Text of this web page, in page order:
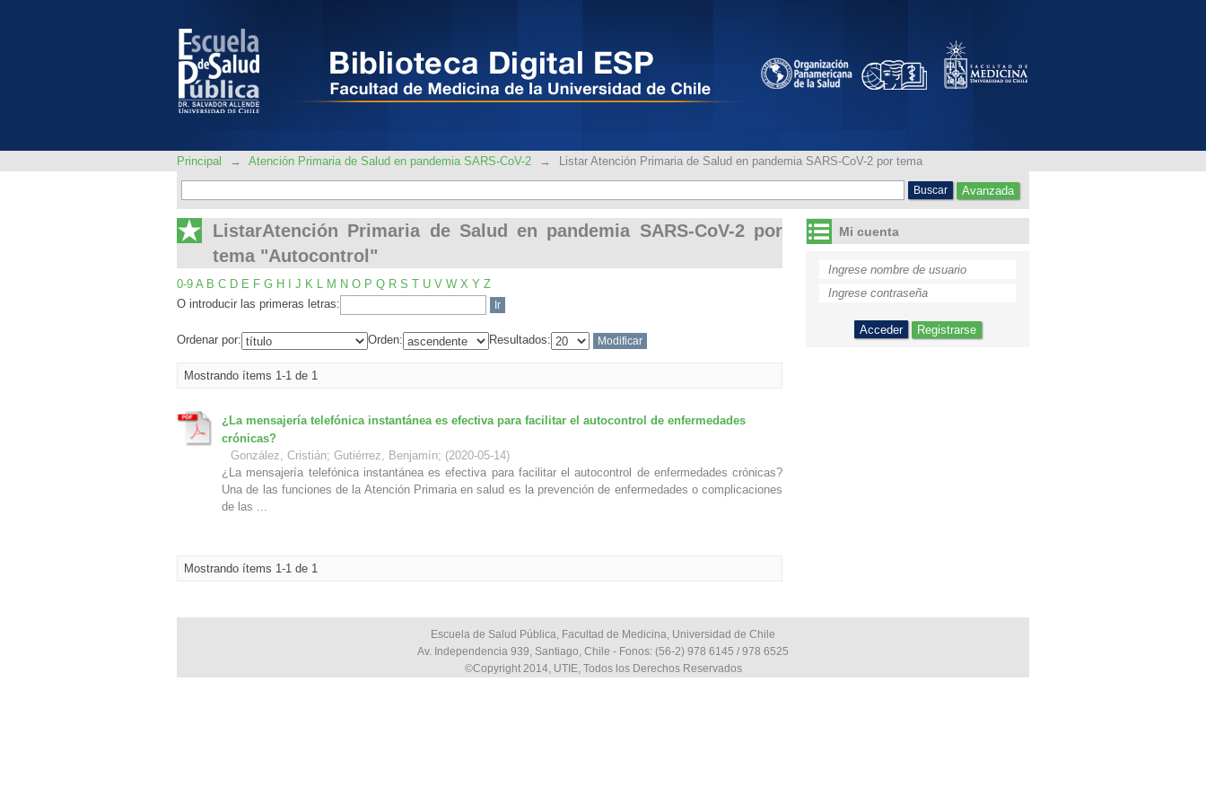
"Autocontrol"
Principal → Atención Primaria de Salud en pandemia SARS-CoV-2 → Listar Atención Primaria de Salud en pandemia SARS-CoV-2 por tema
Avanzada
ListarAtención Primaria de Salud en pandemia SARS-CoV-2 por
tema "Autocontrol"
0-9 A B C D E F G H J K L M N O P Q R S T U V W X Y Z
O introducir las primeras letras:
Ordenar por: Orden: Resultados:
Mostrando ítems 1-1 de 1
¿La mensajería telefónica instantánea es efectiva para facilitar el autocontrol de enfermedades
crónicas?
González, Cristián; Gutiérrez, Benjamín; (2020-05-14)
¿La mensajería telefónica instantánea es efectiva para facilitar el autocontrol de enfermedades crónicas?
Una de las funciones de la Atención Primaria en salud es la prevención de enfermedades o complicaciones
de las ...
Mostrando ítems 1-1 de 1
Mi cuenta
Registrarse
Escuela de Salud Pública, Facultad de Medicina, Universidad de Chile
Av. Independencia 939, Santiago, Chile - Fonos: (56-2) 978 6145 / 978 6525
©Copyright 2014, UTIE, Todos los Derechos Reservados